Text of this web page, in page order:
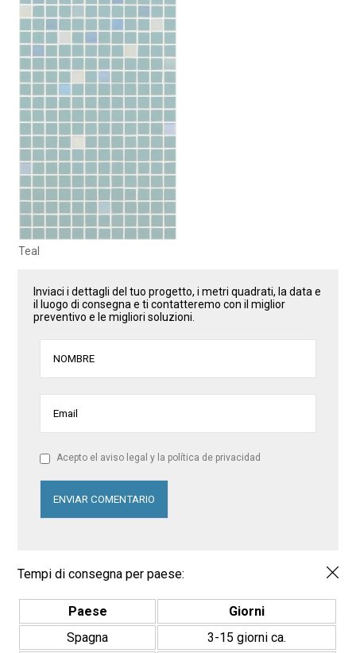
Teal
Inviaci i dettagli del tuo progetto, i metri quadrati, la data e
il luogo di consegna e ti contatteremo con il miglior
preventivo e le migliori soluzioni.
Acepto el aviso legal y la política de privacidad
Tempi di consegna per paese:
Paese
Giorni
Spagna
3-15 giorni ca.